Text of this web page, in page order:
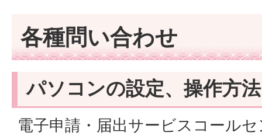
各種問い合わせ
パソコンの設定、操作方
電子申請・届出サービスコール